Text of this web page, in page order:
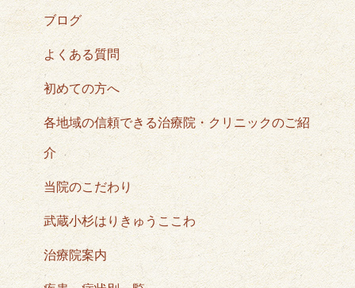
ブログ
よくある質問
初めての方へ
各地域の信頼できる治療院・クリニックのご紹
介
当院のこだわり
武蔵小杉はりきゅうここわ
治療院案内